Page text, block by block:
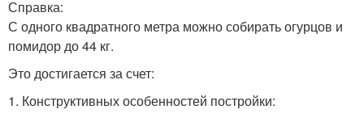
Справка:
С одного квадратного метра можно собирать огурцов и
помидор до 44 кг.
Это достигается за счет:
1. Конструктивных особенностей постройки: